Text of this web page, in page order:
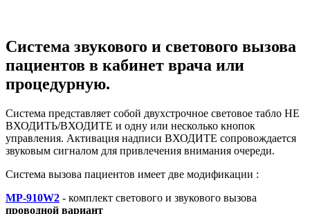
Система звукового и светового вызова
пациентов в кабинет врача или
процедурную.
Система представляет собой двухстрочное световое табло НЕ
ВХОДИТЬ/ВХОДИТЕ и одну или несколько кнопок
управления. Активация надписи ВХОДИТЕ сопровождается
звуковым сигналом для привлечения внимания очереди.
Система вызова пациентов имеет две модификации :
MP-910W2 - комплект светового и звукового вызова
проводной вариант